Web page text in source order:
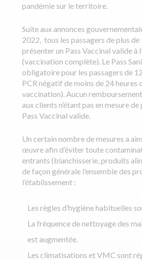
pandémie sur le territoire.
Suite aux annonces
2022, tous les passagers de plus
présenter un Pass Vaccinal valide à
(vaccination complète). Le Pass
obligatoire pour les passagers de
PCR négatif de moins de 24
vaccination). Aucun
aux clients n’étant pas en mesure
Pass Vaccinal valide.
Un certain nombre de mesures a
œuvre afin d’éviter toute
entrants (blanchisserie, produits
de façon générale l’ensemble des
l’établissement :
Les règles d’hygiène habituelles
La fréquence de nettoyage des
est augmentée.
Les climatisations et VMC sont